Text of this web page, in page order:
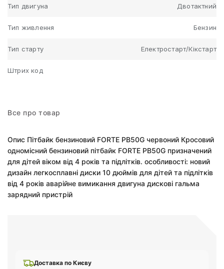
Тип двигуна Двотактний
Тип живлення Бензин
Тип старту Електростарт/Кікстарт
Штрих код
Доставка по Києву
Все про товар
Опис Пітбайк бензиновий FORTE PB50G червоний Кросовий
одномісний бензиновий пітбайк FORTE PB50G призначений
для дітей віком від 4 років та підлітків. особливості: новий
дизайн легкосплавні диски 10 дюймів для дітей та підлітків
від 4 років аварійне вимикання двигуна дискові гальма
зарядний пристрій